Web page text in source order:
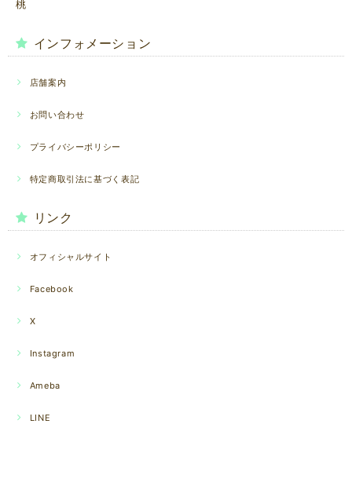
桃
インフォメーション
店舗案内
お問い合わせ
プライバシーポリシー
特定商取引法に基づく表記
リンク
オフィシャルサイト
Facebook
X
Instagram
Ameba
LINE